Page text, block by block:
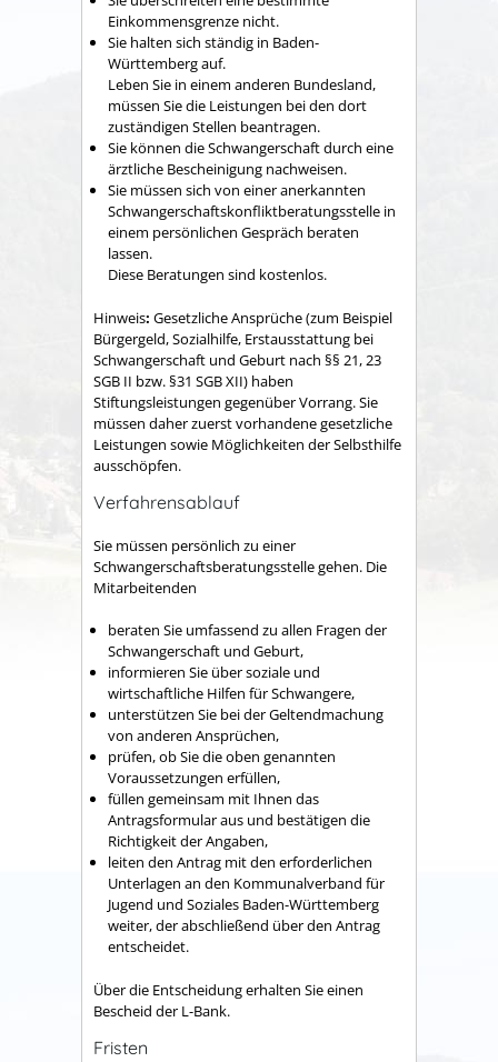
Einkommensgrenze nicht.
Sie halten sich ständig in Baden-
Württemberg auf.
Leben Sie in einem anderen Bundesland,
müssen Sie die Leistungen bei den dort
zuständigen Stellen beantragen.
Sie können die Schwangerschaft durch eine
ärztliche Bescheinigung nachweisen.
Sie müssen sich von einer anerkannten
Schwangerschaftskonfliktberatungsstelle in
einem persönlichen Gespräch beraten
lassen.
Diese Beratungen sind kostenlos.
Hinweis: Gesetzliche Ansprüche (zum Beispiel
Bürgergeld, Sozialhilfe, Erstausstattung bei
Schwangerschaft und Geburt nach §§ 21, 23
SGB II bzw. §31 SGB XII) haben
Stiftungsleistungen gegenüber Vorrang. Sie
müssen daher zuerst vorhandene gesetzliche
Leistungen sowie Möglichkeiten der Selbsthilfe
ausschöpfen.
Verfahrensablauf
Sie müssen persönlich zu einer
Schwangerschaftsberatungsstelle gehen. Die
Mitarbeitenden
beraten Sie umfassend zu allen Fragen der
Schwangerschaft und Geburt,
informieren Sie über soziale und
wirtschaftliche Hilfen für Schwangere,
unterstützen Sie bei der Geltendmachung
von anderen Ansprüchen,
prüfen, ob Sie die oben genannten
Voraussetzungen erfüllen,
füllen gemeinsam mit Ihnen das
Antragsformular aus und bestätigen die
Richtigkeit der Angaben,
leiten den Antrag mit den erforderlichen
Unterlagen an den Kommunalverband für
Jugend und Soziales Baden-Württemberg
weiter, der abschließend über den Antrag
entscheidet.
Über die Entscheidung erhalten Sie einen
Bescheid der L-Bank.
Fristen